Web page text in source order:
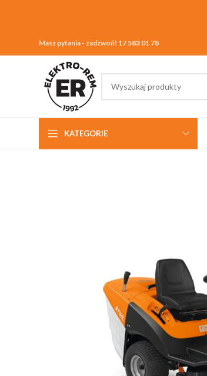
Masz pytania - zadzwoń! 17 583 01 78
KATEGORIE